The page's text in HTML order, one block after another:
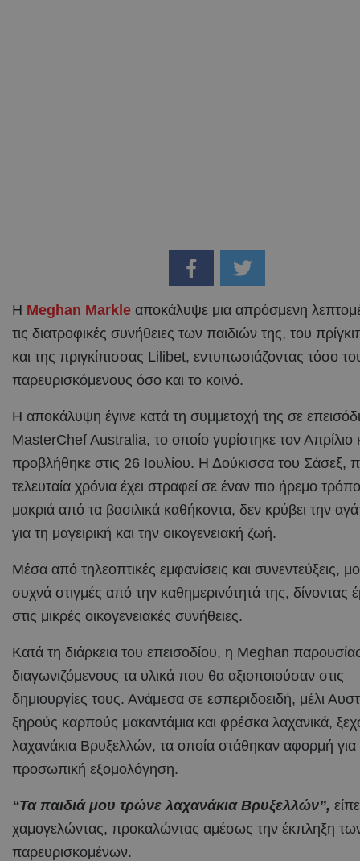
Η Meghan Markle αποκάλυψε μια απρόσμενη
τις διατροφικές συνήθειες των παιδιών της, του
και της πριγκίπισσας Lilibet, εντυπωσιάζοντας τόσο
παρευρισκόμενους όσο και το κοινό.
Η αποκάλυψη έγινε κατά τη συμμετοχή της σε
MasterChef Australia, το οποίο γυρίστηκε τον Απρίλιο
προβλήθηκε στις 26 Ιουλίου. Η Δούκισσα του Σάσεξ,
τελευταία χρόνια έχει στραφεί σε έναν πιο ήρεμο
μακριά από τα βασιλικά καθήκοντα, δεν κρύβει την
για τη μαγειρική και την οικογενειακή ζωή.
Μέσα από τηλεοπτικές εμφανίσεις και συνεντεύξεις,
συχνά στιγμές από την καθημερινότητά της, δίνοντας
στις μικρές οικογενειακές συνήθειες.
Κατά τη διάρκεια του επεισοδίου, η Meghan
διαγωνιζόμενους τα υλικά που θα αξιοποιούσαν στις
δημιουργίες τους. Ανάμεσα σε εσπεριδοειδή, μέλι
ξηρούς καρπούς μακαντάμια και φρέσκα λαχανικά,
λαχανάκια Βρυξελλών, τα οποία στάθηκαν αφορμή για
προσωπική εξομολόγηση.
“Τα παιδιά μου τρώνε λαχανάκια Βρυξελλών”, είπε
χαμογελώντας, προκαλώντας αμέσως την έκπληξη
παρευρισκομένων.